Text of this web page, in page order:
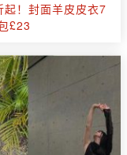
！封面羊皮皮衣7
£23